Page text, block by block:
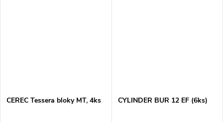
CEREC Tessera bloky MT, 4ks CYLINDER BUR 12 EF (6ks)